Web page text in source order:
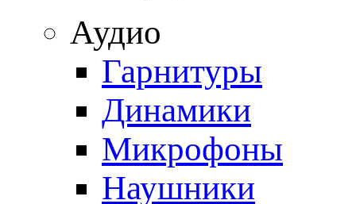
Аудио
Гарнитуры
Динамики
Микрофоны
Наушники